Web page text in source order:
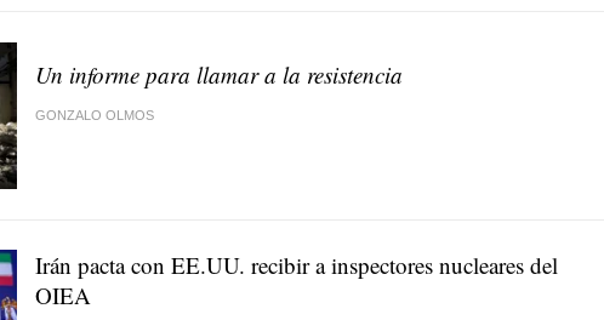
Un informe para llamar a la resistencia
GONZALO OLMOS
Irán pacta con EE.UU. recibir a inspectores nucleares del
OIEA